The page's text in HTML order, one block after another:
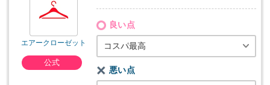
エアークローゼット
公式
良い点
コスパ最高
悪い点